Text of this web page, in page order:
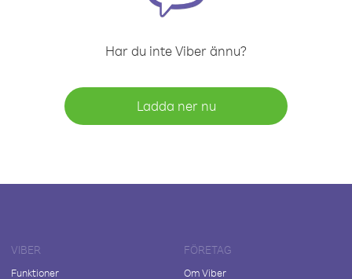
Har du inte Viber ännu?
Ladda ner nu
VIBER
Funktioner
FÖRETAG
Om Viber